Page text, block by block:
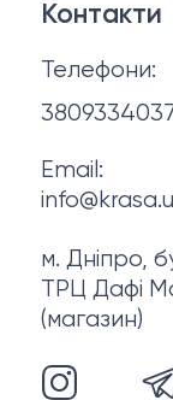
Політика
Про нас
Контакти
Телефони:
Email:
м. Дніпро,
ТРЦ Дафі
(магазин)